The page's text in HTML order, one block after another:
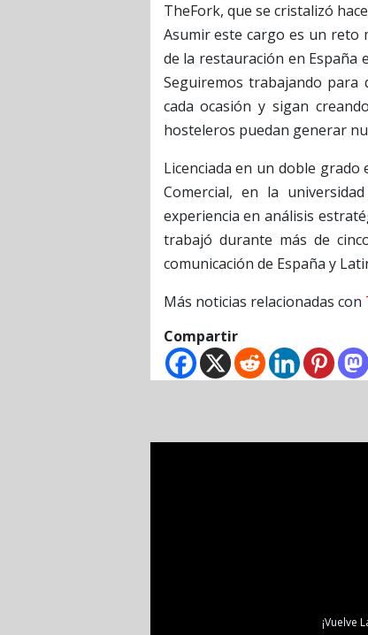
TheFork, que se cristalizó
Asumir este cargo es un reto
de la restauración en España
Seguiremos trabajando
cada ocasión y sigan
hosteleros puedan generar
Licenciada en un doble
Comercial, en la
experiencia en análisis
trabajó durante más de
comunicación de España y
Más noticias relacionadas con
Compartir
¡Vuelve